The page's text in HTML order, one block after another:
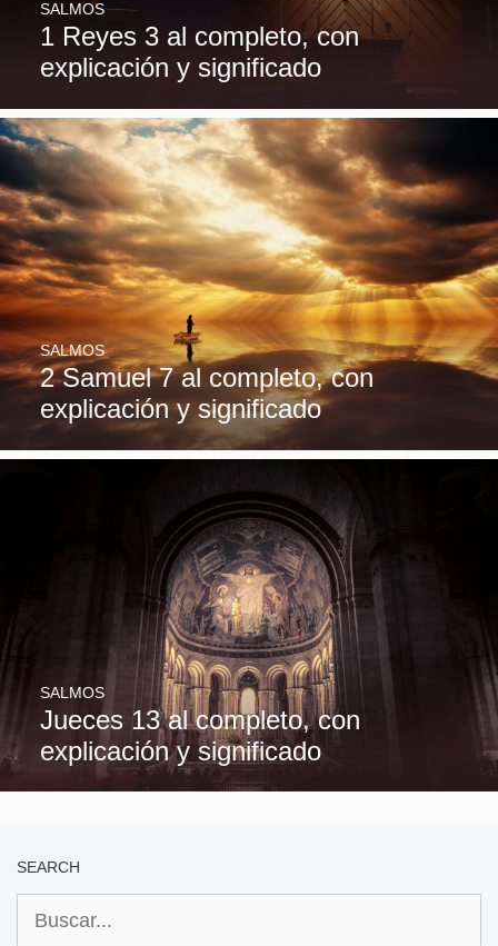
1 Reyes 3 al completo, con
explicación y significado
SALMOS
2 Samuel 7 al completo, con
explicación y significado
SALMOS
Jueces 13 al completo, con
explicación y significado
SALMOS
SEARCH